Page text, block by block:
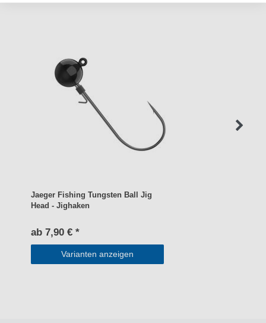
Jaeger Fishing Tungsten Ball Jig
Head - Jighaken
ab 7,90 € *
Varianten anzeigen